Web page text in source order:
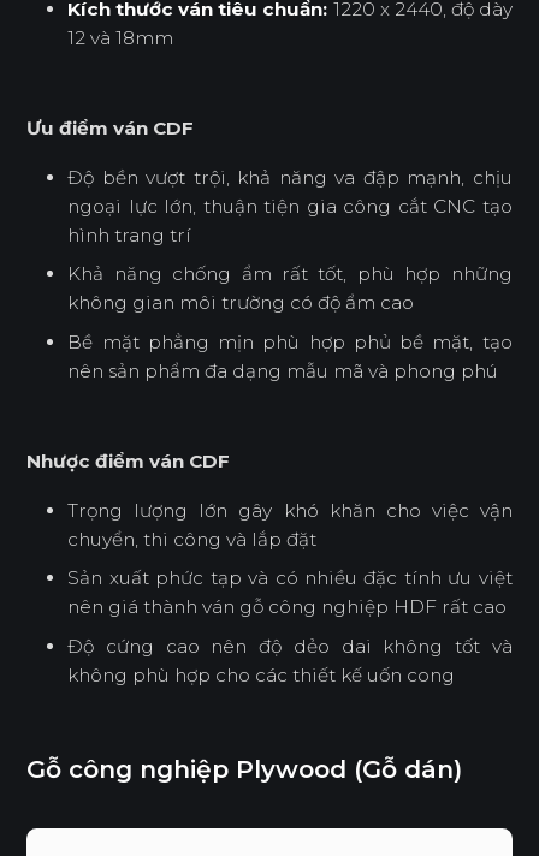
Kích thước ván tiêu chuẩn: 1220 x 2440, độ dày
12 và 18mm
Ưu điểm ván CDF
Độ bền vượt trội, khả năng va đập mạnh, chịu
ngoại lực lớn, thuận tiện gia công cắt CNC tạo
hình trang trí
Khả năng chống ẩm rất tốt, phù hợp những
không gian môi trường có độ ẩm cao
Bề mặt phẳng mịn phù hợp phủ bề mặt, tạo
nên sản phẩm đa dạng mẫu mã và phong phú
Nhược điểm ván CDF
Trọng lượng lớn gây khó khăn cho việc vận
chuyển, thi công và lắp đặt
Sản xuất phức tạp và có nhiều đặc tính ưu việt
nên giá thành ván gỗ công nghiệp HDF rất cao
Độ cứng cao nên độ dẻo dai không tốt và
không phù hợp cho các thiết kế uốn cong
Gỗ công nghiệp Plywood (Gỗ dán)